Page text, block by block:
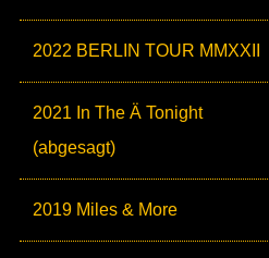
2022 BERLIN TOUR MMXXII
2021 In The Ä Tonight
(abgesagt)
2019 Miles & More